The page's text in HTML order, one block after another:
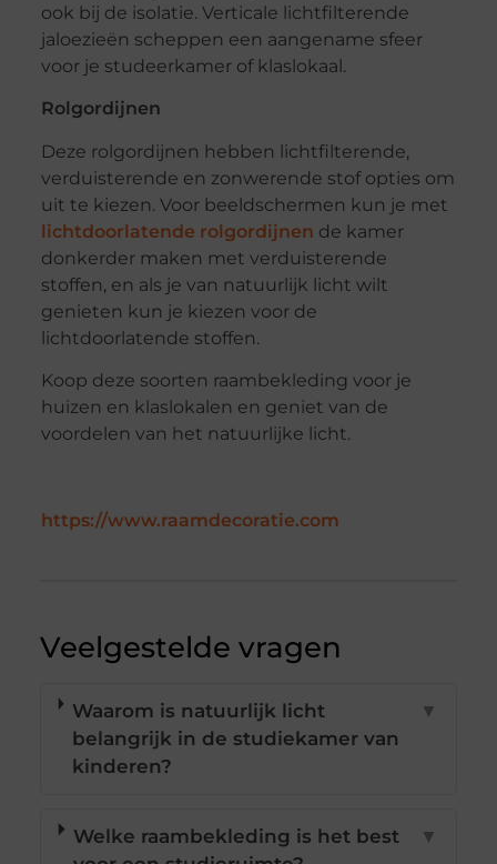
ook bij de isolatie. Verticale lichtfilterende
jaloezieën scheppen een aangename sfeer
voor je studeerkamer of klaslokaal.
Rolgordijnen
Deze rolgordijnen hebben lichtfilterende,
verduisterende en zonwerende stof opties om
uit te kiezen. Voor beeldschermen kun je met
lichtdoorlatende rolgordijnen de kamer
donkerder maken met verduisterende
stoffen, en als je van natuurlijk licht wilt
genieten kun je kiezen voor de
lichtdoorlatende stoffen.
Koop deze soorten raambekleding voor je
huizen en klaslokalen en geniet van de
voordelen van het natuurlijke licht.
https://www.raamdecoratie.com
Veelgestelde vragen
Waarom is natuurlijk licht
belangrijk in de studiekamer van
kinderen?
▼
Welke raambekleding is het best
▼